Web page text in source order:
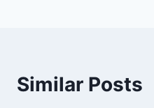
Similar Posts